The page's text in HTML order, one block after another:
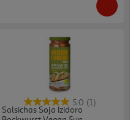
5.0 (1)
Salsichas Soja Izidoro